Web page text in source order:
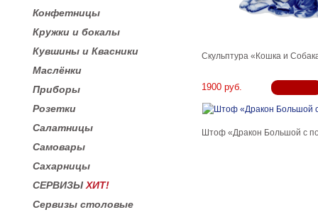
Конфетницы
Кружки и бокалы
Кувшины и Квасники
Маслёнки
Приборы
Розетки
Салатницы
Самовары
Сахарницы
СЕРВИЗЫ ХИТ!
Сервизы столовые
Скульптура «Кошка и
1900 руб.
Штоф «Дракон Большой с